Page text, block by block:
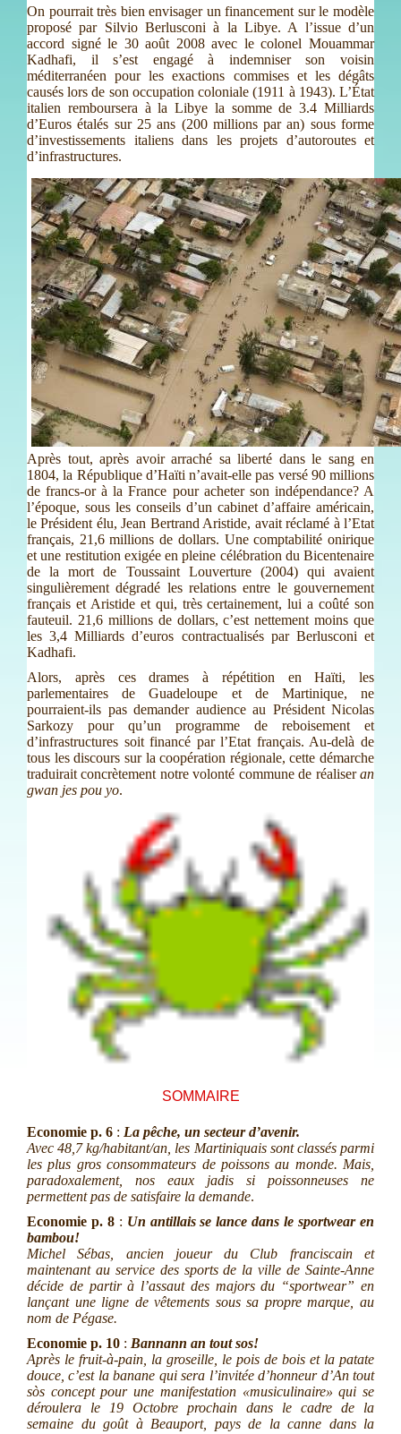
On pourrait très bien envisager un financement sur le modèle
proposé par Silvio Berlusconi à la Libye. A l’issue d’un
accord signé le 30 août 2008 avec le colonel Mouammar
Kadhafi, il s’est engagé à indemniser son voisin
méditerranéen pour les exactions commises et les dégâts
causés lors de son occupation coloniale (1911 à 1943). L’État
italien remboursera à la Libye la somme de 3.4 Milliards
d’Euros étalés sur 25 ans (200 millions par an) sous forme
d’investissements italiens dans les projets d’autoroutes et
d’infrastructures.
Après tout, après avoir arraché sa liberté dans le sang en
1804, la République d’Haïti n’avait-elle pas versé 90 millions
de francs-or à la France pour acheter son indépendance? A
l’époque, sous les conseils d’un cabinet d’affaire américain,
le Président élu, Jean Bertrand Aristide, avait réclamé à l’Etat
français, 21,6 millions de dollars. Une comptabilité onirique
et une restitution exigée en pleine célébration du Bicentenaire
de la mort de Toussaint Louverture (2004) qui avaient
singulièrement dégradé les relations entre le gouvernement
français et Aristide et qui, très certainement, lui a coûté son
fauteuil. 21,6 millions de dollars, c’est nettement moins que
les 3,4 Milliards d’euros contractualisés par Berlusconi et
Kadhafi.
Alors, après ces drames à répétition en Haïti, les
parlementaires de Guadeloupe et de Martinique, ne
pourraient-ils pas demander audience au Président Nicolas
Sarkozy pour qu’un programme de reboisement et
d’infrastructures soit financé par l’Etat français. Au-delà de
tous les discours sur la coopération régionale, cette démarche
traduirait concrètement notre volonté commune de réaliseran
gwan jes pou yo.
SOMMAIRE
Economie p. 6 : La pêche, un secteur d’avenir.
Avec 48,7 kg/habitant/an, les Martiniquais sont classés parmi
les plus gros consommateurs de poissons au monde. Mais,
paradoxalement, nos eaux jadis si poissonneuses ne
permettent pas de satisfaire la demande.
Economie p. 8: Un antillais se lance dans le sportwear en
bambou!
Michel Sébas, ancien joueur du Club franciscain et
maintenant au service des sports de la ville de Sainte-Anne
décide de partir à l’assaut des majors du “sportwear” en
lançant une ligne de vêtements sous sa propre marque, au
nom de Pégase.
Economie p. 10 : Bannann an tout sos!
Après le fruit-à-pain, la groseille, le pois de bois et la patate
douce, c’est la banane qui sera l’invitée d’honneur d’An tout
sòs concept pour une manifestation «musiculinaire» qui se
déroulera le 19 Octobre prochain dans le cadre de la
semaine du goût à Beauport, pays de la canne dans la